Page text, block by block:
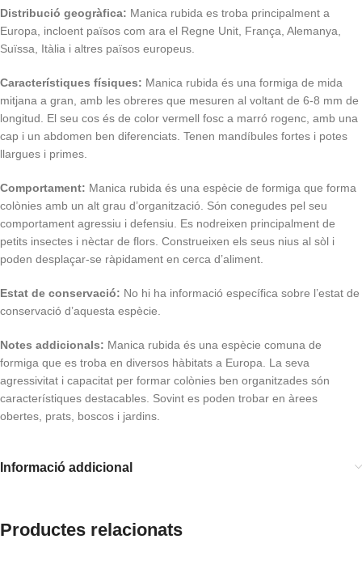
Distribució geogràfica: Manica rubida es troba principalment a
Europa, incloent països com ara el Regne Unit, França, Alemanya,
Suïssa, Itàlia i altres països europeus.
Característiques físiques: Manica rubida és una formiga de mida
mitjana a gran, amb les obreres que mesuren al voltant de 6-8 mm de
longitud. El seu cos és de color vermell fosc a marró rogenc, amb una
cap i un abdomen ben diferenciats. Tenen mandíbules fortes i potes
llargues i primes.
Comportament: Manica rubida és una espècie de formiga que forma
colònies amb un alt grau d’organització. Són conegudes pel seu
comportament agressiu i defensiu. Es nodreixen principalment de
petits insectes i nèctar de flors. Construeixen els seus nius al sòl i
poden desplaçar-se ràpidament en cerca d’aliment.
Estat de conservació: No hi ha informació específica sobre l’estat de
conservació d’aquesta espècie.
Notes addicionals: Manica rubida és una espècie comuna de
formiga que es troba en diversos hàbitats a Europa. La seva
agressivitat i capacitat per formar colònies ben organitzades són
característiques destacables. Sovint es poden trobar en àrees
obertes, prats, boscos i jardins.
Informació addicional
Productes relacionats